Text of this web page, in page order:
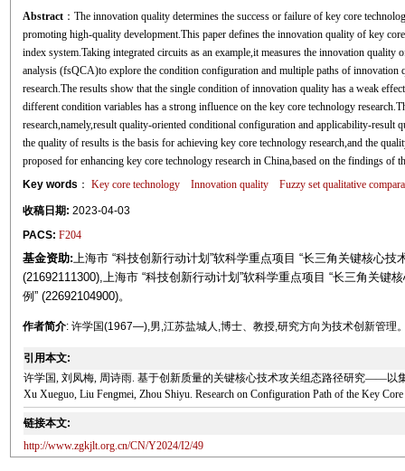
Abstract：The innovation quality determines the success or failure of key core
promoting high-quality development.This paper defines the innovation quality of key
index system.Taking integrated circuits as an example,it measures the innovation quality
analysis (fsQCA)to explore the condition configuration and multiple paths of innovation
research.The results show that the single condition of innovation quality has a weak
different condition variables has a strong influence on the key core technology
research,namely,result quality-oriented conditional configuration and applicability-
the quality of results is the basis for achieving key core technology research,and the
proposed for enhancing key core technology research in China,based on the findings of
Key words ： Key core technology Innovation quality Fuzzy set qualitative
收稿日期: 2023-04-03
PACS: F204
基金资助:上海市 “科技创新行动计划”软科学重点项目 “长三角关键核心
(21692111300),上海市 “科技创新行动计划”软科学重点项目 “长三角关
例” (22692104900)。
作者简介: 许学国(1967—),男,江苏盐城人,博士、教授,研究方向为技术创新管理
引用本文:
许学国, 刘凤梅, 周诗雨. 基于创新质量的关键核心技术攻关组态路径研究——以
Xu Xueguo, Liu Fengmei, Zhou Shiyu. Research on Configuration Path of the Key
链接本文:
http://www.zgkjlt.org.cn/CN/Y2024/I2/49